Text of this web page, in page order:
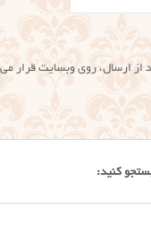
از ارسال، روی وبسایت قرار
کنید: